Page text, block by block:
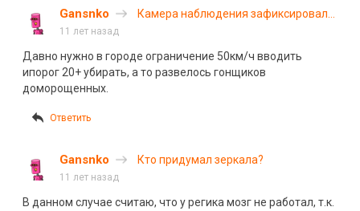
Gansnko
Камера наблюдения зафиксировала
11 лет назад
Давно нужно в городе ограничение 50км/ч вводить
ипорог 20+ убирать, а то развелось гонщиков
доморощенных.
Ответить
Gansnko Кто придумал зеркала?
11 лет назад
В данном случае считаю, что у регика мозг не работал, т.к.